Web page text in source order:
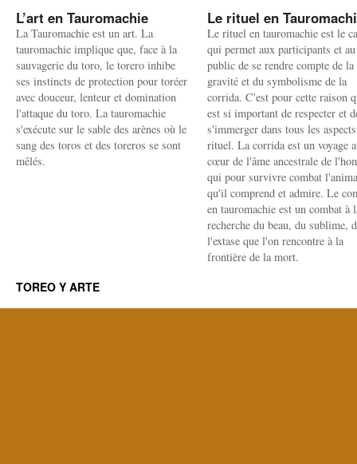
L’art en Tauromachie
La Tauromachie est un art. La
tauromachie implique que, face à la
sauvagerie du toro, le torero inhibe
ses instincts de protection pour toréer
avec douceur, lenteur et domination
l'attaque du toro. La tauromachie
s'exécute sur le sable des arènes où le
sang des toros et des toreros se sont
mêlés.
Le rituel en
Le rituel en tauromachie est le
qui permet aux participants et au
public de se rendre compte de la
gravité et du symbolisme de la
corrida. C'est pour cette raison
est si important de respecter et
s'immerger dans tous les
rituel. La corrida est un voyage
cœur de l'âme ancestrale de
qui pour survivre combat
qu'il comprend et admire. Le
en tauromachie est un combat à
recherche du beau, du sublime,
l'extase que l'on rencontre à la
frontière de la mort.
TOREO Y ARTE